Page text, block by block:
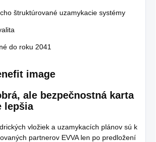
štruktúrované uzamykacie systémy
do roku 2041
ale bezpečnostná karta
lepšia
vložiek a uzamykacích plánov sú k
partnerov EVVA len po predložení